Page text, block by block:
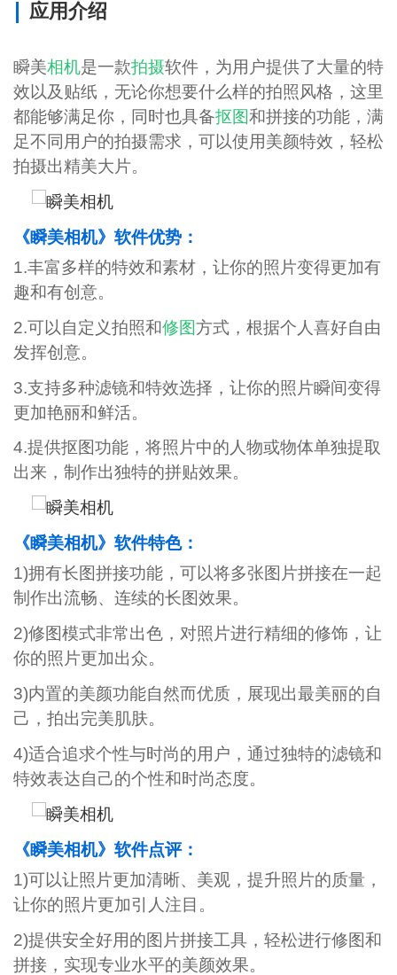
应用介绍
瞬美相机是一款拍摄软件，为用户提供了大量的特
效以及贴纸，无论你想要什么样的拍照风格，这里
都能够满足你，同时也具备抠图和拼接的功能，满
足不同用户的拍摄需求，可以使用美颜特效，轻松
拍摄出精美大片。
《瞬美相机》软件优势：
1.丰富多样的特效和素材，让你的照片变得更加有
趣和有创意。
2.可以自定义拍照和修图方式，根据个人喜好自由
发挥创意。
3.支持多种滤镜和特效选择，让你的照片瞬间变得
更加艳丽和鲜活。
4.提供抠图功能，将照片中的人物或物体单独提取
出来，制作出独特的拼贴效果。
《瞬美相机》软件特色：
1)拥有长图拼接功能，可以将多张图片拼接在一起
制作出流畅、连续的长图效果。
2)修图模式非常出色，对照片进行精细的修饰，让
你的照片更加出众。
3)内置的美颜功能自然而优质，展现出最美丽的自
己，拍出完美肌肤。
4)适合追求个性与时尚的用户，通过独特的滤镜和
特效表达自己的个性和时尚态度。
《瞬美相机》软件点评：
1)可以让照片更加清晰、美观，提升照片的质量，
让你的照片更加引人注目。
2)提供安全好用的图片拼接工具，轻松进行修图和
拼接，实现专业水平的美颜效果。